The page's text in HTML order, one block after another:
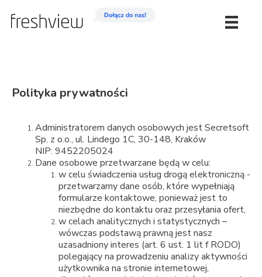
Polityka prywatności
Administratorem danych osobowych jest Secretsoft
Sp. z o.o., ul. Lindego 1C, 30-148, Kraków
NIP: 9452205024
Dane osobowe przetwarzane będą w celu:
w celu świadczenia usług drogą elektroniczną -
przetwarzamy dane osób, które wypełniają
formularze kontaktowe, ponieważ jest to
niezbędne do kontaktu oraz przesyłania ofert,
w celach analitycznych i statystycznych –
wówczas podstawą prawną jest nasz
uzasadniony interes (art. 6 ust. 1 lit f RODO)
polegający na prowadzeniu analizy aktywności
użytkownika na stronie internetowej,